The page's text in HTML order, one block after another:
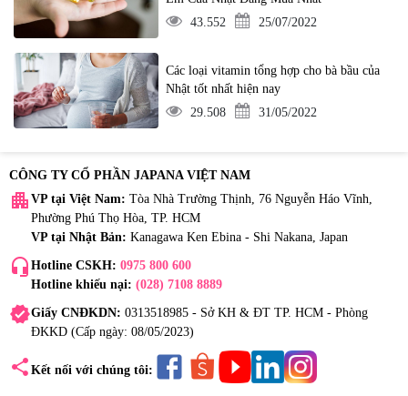
43.552
25/07/2022
Các loại vitamin tổng hợp cho bà bầu của
Nhật tốt nhất hiện nay
29.508
31/05/2022
CÔNG TY CỔ PHẦN JAPANA VIỆT NAM
apartment VP tại Việt Nam: Tòa Nhà Trường Thịnh, 76 Nguyễn Háo Vĩnh,
Phường Phú Thọ Hòa, TP. HCM
VP tại Nhật Bản: Kanagawa Ken Ebina - Shi Nakana, Japan
headset_mic Hotline CSKH: 0975 800 600
Hotline khiếu nại: (028) 7108 8889
verifiedGiấy CNĐKDN: 0313518985 - Sở KH & ĐT TP. HCM - Phòng
ĐKKD (Cấp ngày: 08/05/2023)
share Kết nối với chúng tôi: